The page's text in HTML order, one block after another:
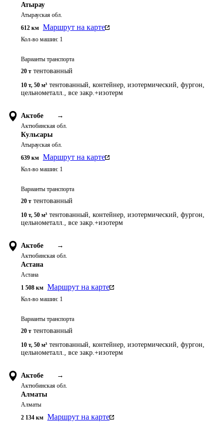
Атырау
Атырауская обл.
612 км Маршрут на карте
Кол-во машин: 1
Варианты транспорта
20 т тентованный
10 т, 50 м³ тентованный, контейнер, изотермический, фургон,
цельнометалл., все закр.+изотерм
Актобе →
Актюбинская обл.
Кульсары
Атырауская обл.
639 км Маршрут на карте
Кол-во машин: 1
Варианты транспорта
20 т тентованный
10 т, 50 м³ тентованный, контейнер, изотермический, фургон,
цельнометалл., все закр.+изотерм
Актобе →
Актюбинская обл.
Астана
Астана
1 508 км Маршрут на карте
Кол-во машин: 1
Варианты транспорта
20 т тентованный
10 т, 50 м³ тентованный, контейнер, изотермический, фургон,
цельнометалл., все закр.+изотерм
Актобе →
Актюбинская обл.
Алматы
Алматы
2 134 км Маршрут на карте